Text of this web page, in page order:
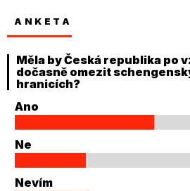
ANKETA
Měla by Česká republika po
dočasně omezit
hranicích?
Ano
Ne
Nevím